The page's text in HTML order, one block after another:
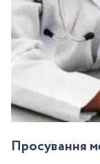
Просування